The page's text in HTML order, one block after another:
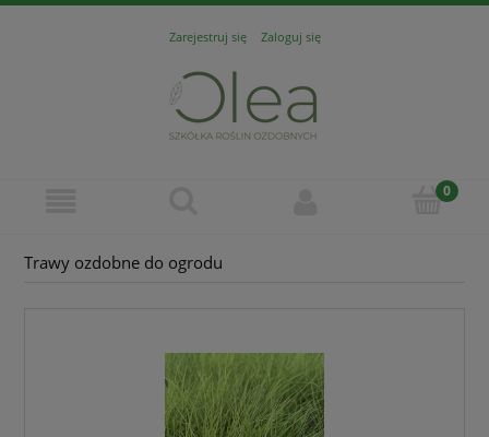
Zarejestruj się Zaloguj się
Trawy ozdobne do ogrodu